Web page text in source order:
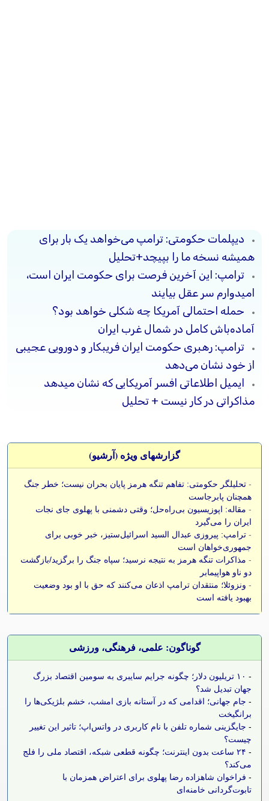
دیپلمات حکومتی: ترامپ می‌خواهد یک بار برای
همیشه نسخه ما را بپیچد+تحلیل
ترامپ: این آخرین فرصت برای حکومت ایران است،
امیدوارم سر عقل بیایند
حمله احتمالی آمریکا چه شکلی خواهد بود؟
آماده‌باش کامل در شمال غرب ایران
ترامپ: رهبری حکومت ایران فریبکار و دورویی عجیبی
از خود نشان می‌دهد
ایمیل اطلاعاتی افسر آمریکایی که نشان میدهد
مذاکراتی در کار نیست + تحلیل
گزارشهای ویژه (آرشيو)
- تحلیلگر حکومتی: تفاهم تنگه هرمز پایان بحران نیست؛ خطر جنگ
همچنان پابرجاست
- مقاله: اپوزیسیون بی‌راه‌حل؛ وقتی دشمنی با پهلوی جای نجات
ایران را می‌گیرد
- ترامپ: پیروزی عبدال السید اسرائیل‌ستیز، خبر خوبی برای
جمهوری‌خواهان است
- مذاکرات تنگه هرمز به نتیجه نرسید؛ سپاه جنگ را برگزید/بازگشت
دو ناو هواپیمابر
- ونزوئلا؛ منتقدان ترامپ اذعان می‌کنند که حق با او بود وضعیت
بهبود یافته است
گوناگون: علمی، فرهنگی، ورزشی
-
۱۰ تریلیون دلار؛ چگونه جرایم سایبری به سومین اقتصاد بزرگ
جهان تبدیل شد؟
- جام جهانی؛ اقدامی که در آستانه بازی امشب، خشم بلژیکی‌ها را
برانگیخت
- جایگزینی شماره تلفن با نام کاربری در واتس‌اپ؛ تاثیر این تغییر
چیست؟
-
۲۴ ساعت بدون اینترنت؛ چگونه قطعی شبکه، اقتصاد ملی را فلج
می‌کند؟
- فراخوان شاهزاده رضا پهلوی برای اعتراض همزمان با
تابوت‌گردانی خامنه‌ای